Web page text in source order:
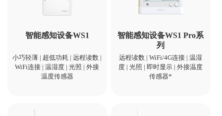
智能感知设备WS1
小巧轻薄 | 超低功耗 | 远程读数 |
WiFi连接 | 温湿度 | 光照 | 外接
温度传感器
智能感知设备WS1 Pro系
列
远程读数 | WiFi/4G连接 | 温湿
度 | 光照 | 即时显示 | 外接温度
传感器*